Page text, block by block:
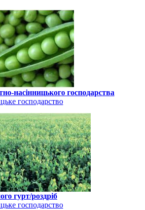
насінницького господарства
господарство
гурт/роздріб
господарство